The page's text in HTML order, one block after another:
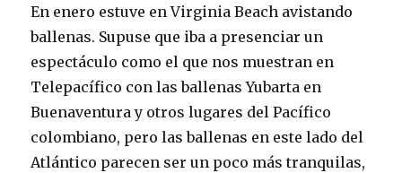
En enero estuve en Virginia Beach avistando
ballenas. Supuse que iba a presenciar un
espectáculo como el que nos muestran en
Telepacífico con las ballenas Yubarta en
Buenaventura y otros lugares del Pacífico
colombiano, pero las ballenas en este lado del
Atlántico parecen ser un poco más tranquilas,